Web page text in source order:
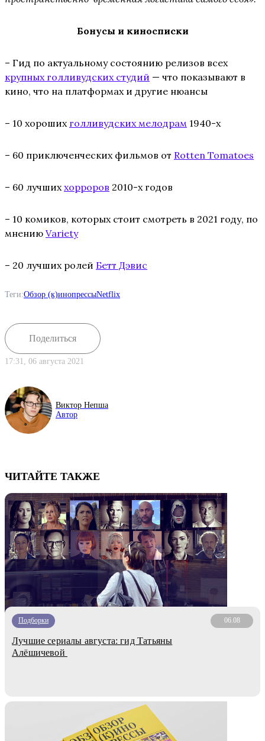
Бонусы и киносписки
– Гид по актуальному состоянию релизов всех
крупных голливудских студий — что показывают в
кино, что на платформах и другие нюансы
– 10 хороших голливудских мелодрам 1940-х
– 60 приключенческих фильмов от Rotten Tomatoes
– 60 лучших хорроров 2010-х годов
– 10 комиков, которых стоит смотреть в 2021 году, по
мнению Variety
– 20 лучших ролей Бетт Дэвис
Теги:Обзор (к)инопрессыNetflix
Поделиться
17:31, 06 августа 2021
Виктор Непша
Автор
ЧИТАЙТЕ ТАКЖЕ
Подборки 06.08
Лучшие сериалы августа: гид Татьяны
Алёшичевой